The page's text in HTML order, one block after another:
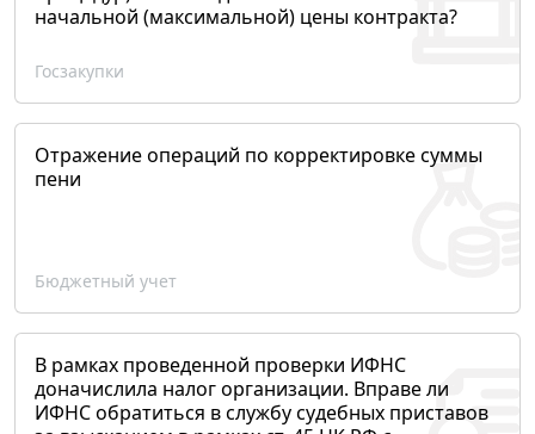
начальной (максимальной) цены контракта?
Госзакупки
Отражение операций по корректировке суммы
пени
Бюджетный учет
В рамках проведенной проверки ИФНС
доначислила налог организации. Вправе ли
ИФНС обратиться в службу судебных приставов